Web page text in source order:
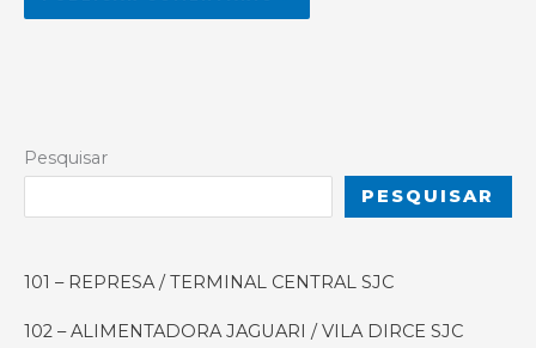
Pesquisar
PESQUISAR
101 – REPRESA / TERMINAL CENTRAL SJC
102 – ALIMENTADORA JAGUARI / VILA DIRCE SJC